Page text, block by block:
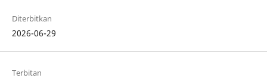
Diterbitkan
2026-06-29
Terbitan